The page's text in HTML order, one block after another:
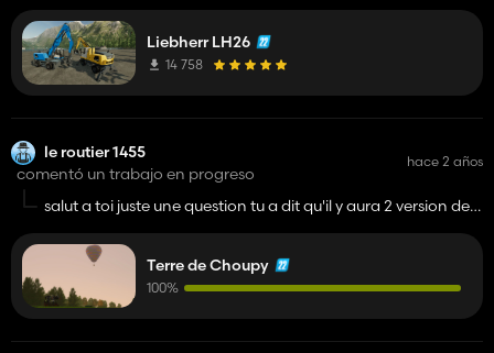
Liebherr LH26
14 758
le routier 1455
comentó un trabajo en progreso
hace 2 años
salut a toi juste une question tu a dit qu'il y aura 2 version de
qu'elle seront les battiment de la map normal? sinon bin
debut bonne chance pour la suite
Terre de Choupy
100%